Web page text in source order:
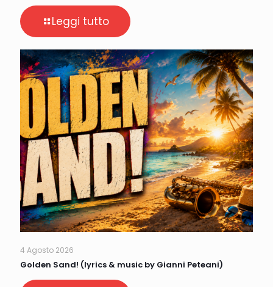
Leggi tutto
4 Agosto 2026
Golden Sand! (lyrics & music by Gianni Peteani)